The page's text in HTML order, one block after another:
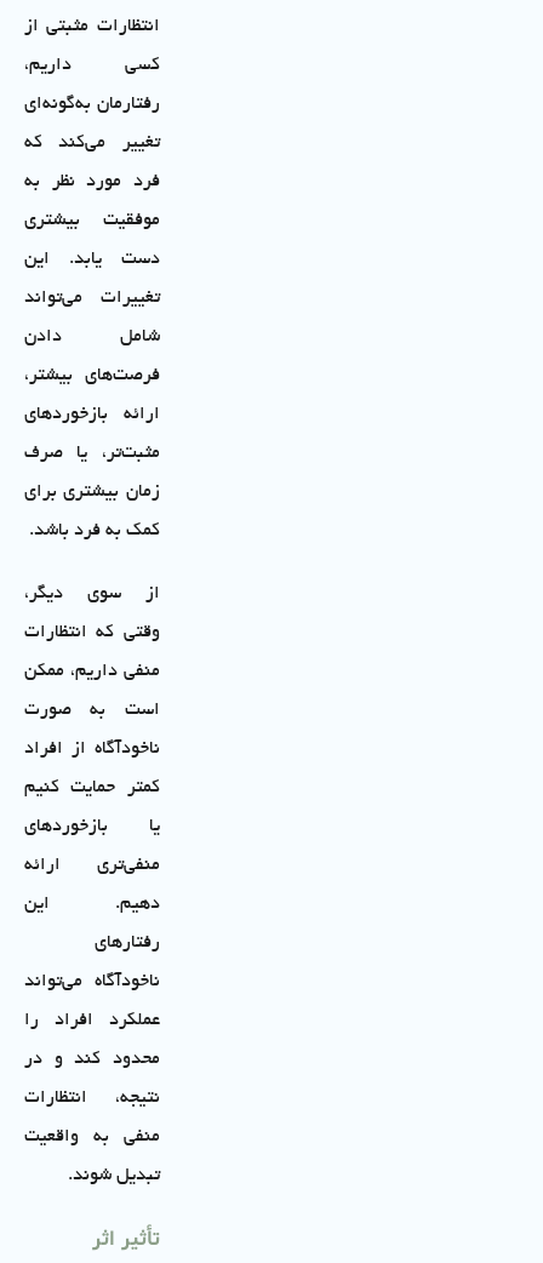
انتظارات مثبتی از
کسی داریم،
رفتارمان به‌گونه‌ای
تغییر می‌کند که
فرد مورد نظر به
موفقیت بیشتری
دست یابد. این
تغییرات می‌تواند
شامل دادن
فرصت‌های بیشتر،
ارائه بازخوردهای
مثبت‌تر، یا صرف
زمان بیشتری برای
کمک به فرد باشد.
از سوی دیگر،
وقتی که انتظارات
منفی داریم، ممکن
است به صورت
ناخودآگاه از افراد
کمتر حمایت کنیم
یا بازخوردهای
منفی‌تری ارائه
دهیم. این
رفتارهای
ناخودآگاه می‌تواند
عملکرد افراد را
محدود کند و در
نتیجه، انتظارات
منفی به واقعیت
تبدیل شوند.
تأثیر اثر